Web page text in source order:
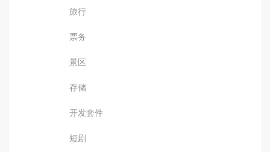
旅行
票务
景区
存储
开发套件
短剧